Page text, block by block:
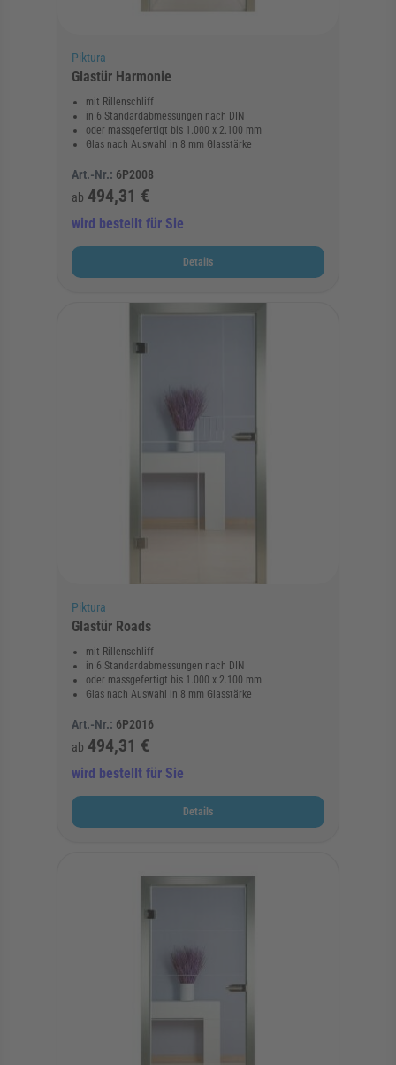
Piktura
Glastür Harmonie
mit Rillenschliff
in 6 Standardabmessungen nach DIN
oder massgefertigt bis 1.000 x 2.100 mm
Glas nach Auswahl in 8 mm Glasstärke
Art.-Nr.: 6P2008
ab 494,31 €
wird bestellt für Sie
Details
Piktura
Glastür Roads
mit Rillenschliff
in 6 Standardabmessungen nach DIN
oder massgefertigt bis 1.000 x 2.100 mm
Glas nach Auswahl in 8 mm Glasstärke
Art.-Nr.: 6P2016
ab 494,31 €
wird bestellt für Sie
Details